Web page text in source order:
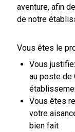
aventure, afin
de notre
Vous êtes le
Vous
au poste de
Vous êtes
votre
bien fait